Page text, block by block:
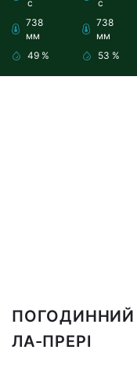
с
738
мм
49 %
с
738
мм
53 %
ЛА-ПРЕРІ